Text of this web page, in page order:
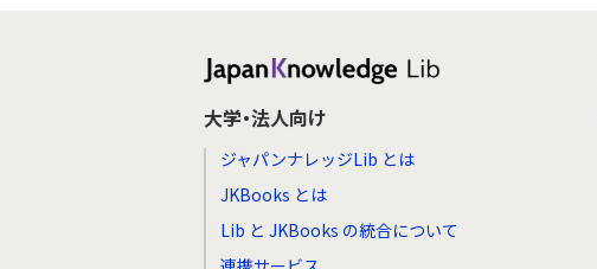
大学・法人向け
ジャパンナレッジLib とは
JKBooks とは
Lib と JKBooks の統合について